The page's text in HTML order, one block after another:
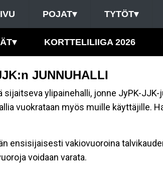
POJAT▾ TYTÖT▾
▾ KORTTELILIIGA 2026
JUNNUHALLI
sijaitseva ylipainehalli, jonne JyPK-
vuokrataan myös muille käyttäjille.
ensisijaisesti vakiovuoroina
voidaan varata.